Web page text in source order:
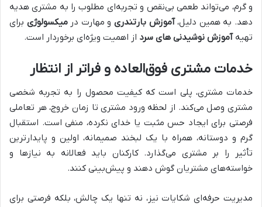
و گرم، می‌تواند طعمی بی‌نقص و تجربه‌ای مطلوب را به مشتری هدیه
دهد. به همین دلیل،آموزش بارتندریو مهارت درمیکسولوژی برای
تهیهآموزش نوشیدنی های سرد از اهمیت ویژه‌ای برخوردار است.
خدمات مشتری فوق‌العاده و فراتر از انتظار
خدمات مشتری، پلی است که کیفیت محصول را به تجربه شخصی
مشتری وصل می‌کند. از لحظه ورود مشتری تا زمان خروج، هر تعاملی
فرصتی برای ایجاد حس مثبت یا خدای نکرده، منفی است. استقبال
گرم و دوستانه، همراه با یک لبخند صمیمانه، اولین و پایدارترین
تأثیر را بر مشتری می‌گذارد. کارکنان باید فعالانه به نیازها و
خواسته‌های مشتریان گوش دهند و پیش‌بینی کنند.
مدیریت حرفه‌ای شکایات نیز، نه تنها یک چالش، بلکه فرصتی برای